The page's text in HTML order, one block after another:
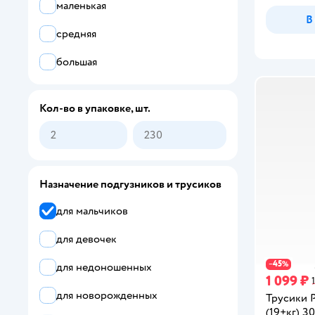
В
−45%
1 099 ₽
Трусики
Babe-Micci
маленькая
средняя
большая
Кол-во в упаковке, шт.
Назначение подгузников и трусиков
для мальчиков
для девочек
для недоношенных
для новорожденных